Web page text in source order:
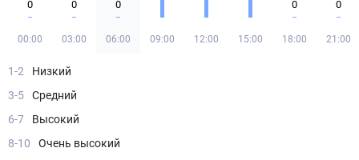
0
00:00
0
03:00
0
06:00 09:00 12:00 15:00
0
18:00
0
21:00
1-2
Низкий
3-5
Средний
6-7
Высокий
8-10
Очень высокий